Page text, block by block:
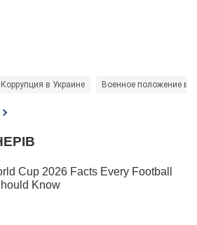
Коррупция в Украине Военное положение в